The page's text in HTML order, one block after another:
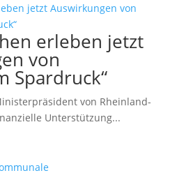
erleben jetzt
von
Spardruck“
von Rheinland-
Unterstützung...